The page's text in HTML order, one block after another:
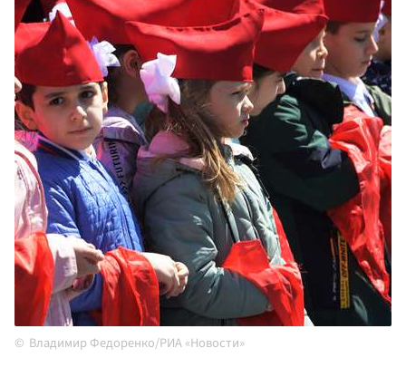
Владимир Федоренко/РИА «Новости»